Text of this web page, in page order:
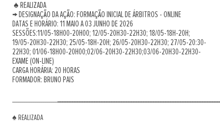
♠ REALIZADA
→ DESIGNAÇÃO DA AÇÃO: FORMAÇÃO INICIAL DE ÁRBITROS - ONLINE
DATAS E HORÁRIO: 11 MAIO A 03 JUNHO DE 2026
SESSÕES:11/05-18H00-20H00; 12/05-20H30-22H30; 18/05-18H-20H;
19/05-20H30-22H30; 25/05-18H-20H; 26/05-20H30-22H30; 27/05-20:30-
22H30; 01/06-18H00-20H00;02/06-20H30-22H30;03/06-20H30-22H30-
EXAME (ON-LINE)
CARGA HORÁRIA: 20 HORAS
FORMADOR: BRUNO PAIS
♠ REALIZADA